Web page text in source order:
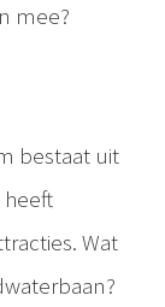
mee?
bestaat uit
heeft
Wat